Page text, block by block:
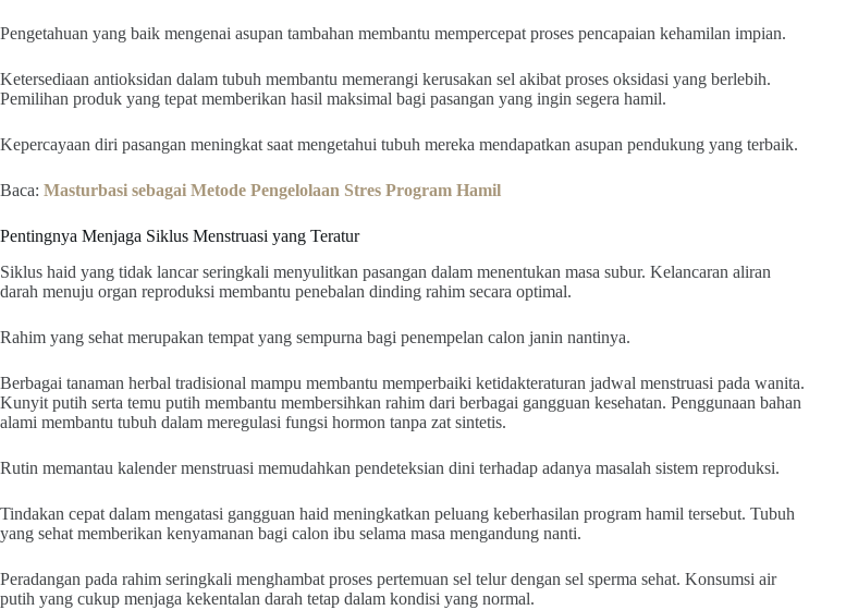
Pengetahuan yang baik mengenai asupan tambahan membantu mempercepat proses pencapaian kehamilan impian.
Ketersediaan antioksidan dalam tubuh membantu memerangi kerusakan sel akibat proses oksidasi yang berlebih.
Pemilihan produk yang tepat memberikan hasil maksimal bagi pasangan yang ingin segera hamil.
Kepercayaan diri pasangan meningkat saat mengetahui tubuh mereka mendapatkan asupan pendukung yang terbaik.
Baca: Masturbasi sebagai Metode Pengelolaan Stres Program Hamil
Pentingnya Menjaga Siklus Menstruasi yang Teratur
Siklus haid yang tidak lancar seringkali menyulitkan pasangan dalam menentukan masa subur. Kelancaran aliran
darah menuju organ reproduksi membantu penebalan dinding rahim secara optimal.
Rahim yang sehat merupakan tempat yang sempurna bagi penempelan calon janin nantinya.
Berbagai tanaman herbal tradisional mampu membantu memperbaiki ketidakteraturan jadwal menstruasi pada wanita.
Kunyit putih serta temu putih membantu membersihkan rahim dari berbagai gangguan kesehatan. Penggunaan bahan
alami membantu tubuh dalam meregulasi fungsi hormon tanpa zat sintetis.
Rutin memantau kalender menstruasi memudahkan pendeteksian dini terhadap adanya masalah sistem reproduksi.
Tindakan cepat dalam mengatasi gangguan haid meningkatkan peluang keberhasilan program hamil tersebut. Tubuh
yang sehat memberikan kenyamanan bagi calon ibu selama masa mengandung nanti.
Peradangan pada rahim seringkali menghambat proses pertemuan sel telur dengan sel sperma sehat. Konsumsi air
putih yang cukup menjaga kekentalan darah tetap dalam kondisi yang normal.